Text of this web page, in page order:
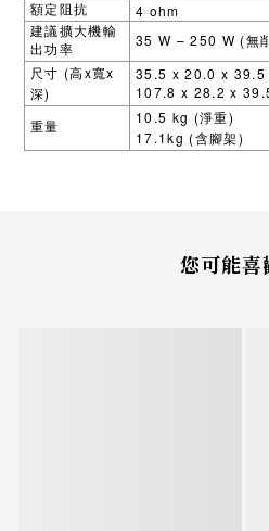
額定阻抗 4 ohm
建議擴大機輸
出功率
35 W – 250 W (無
尺寸 (高x寬x
深)
35.5 x 20.0 x 39.5
107.8 x 28.2 x
重量
10.5 kg (淨重)
17.1kg (含腳架)
您可能